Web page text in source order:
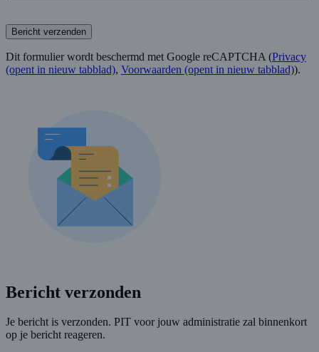
Bericht verzenden
Dit formulier wordt beschermd met Google reCAPTCHA (Privacy
(opent in nieuw tabblad), Voorwaarden (opent in nieuw tabblad)).
Bericht verzonden
Je bericht is verzonden. PIT voor jouw administratie zal binnenkort
op je bericht reageren.